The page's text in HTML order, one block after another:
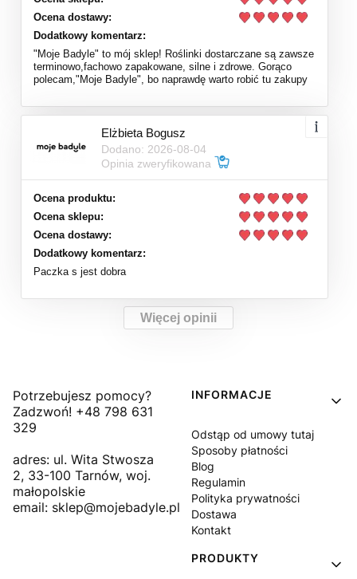
Ocena dostawy:
Dodatkowy komentarz:
"Moje Badyle" to mój sklep! Roślinki dostarczane są zawsze
terminowo,fachowo zapakowane, silne i zdrowe. Gorąco
polecam,"Moje Badyle", bo naprawdę warto robić tu zakupy
Elżbieta Bogusz
Dodano: 2026-08-04
Opinia zweryfikowana
Ocena produktu:
Ocena sklepu:
Ocena dostawy:
Dodatkowy komentarz:
Paczka s jest dobra
Więcej opinii
Potrzebujesz pomocy?
Zadzwoń! +48 798 631
329
adres: ul. Wita Stwosza
2, 33-100 Tarnów, woj.
małopolskie
email: sklep@mojebadyle.pl
Linki w stopce
INFORMACJE
Odstąp od umowy tutaj
Sposoby płatności
Blog
Regulamin
Polityka prywatności
Dostawa
Kontakt
PRODUKTY